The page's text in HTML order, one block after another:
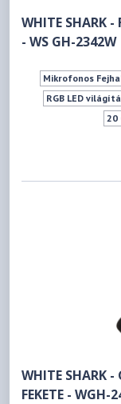
WHITE SHARK -
- WS GH-2342W
Mikrofonos
RGB LED
20
WHITE SHARK -
FEKETE - WGH-